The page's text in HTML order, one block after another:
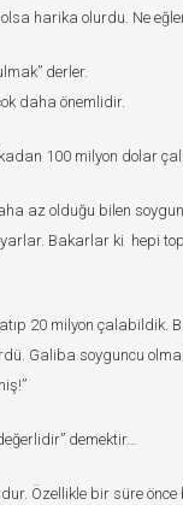
harika olurdu. Ne
derler.
daha önemlidir.
100 milyon dolar
az olduğu bilen
Bakarlar ki hepi
atıp 20 milyon çalabildik.
Galiba soyguncu
demektir…
Özellikle bir süre